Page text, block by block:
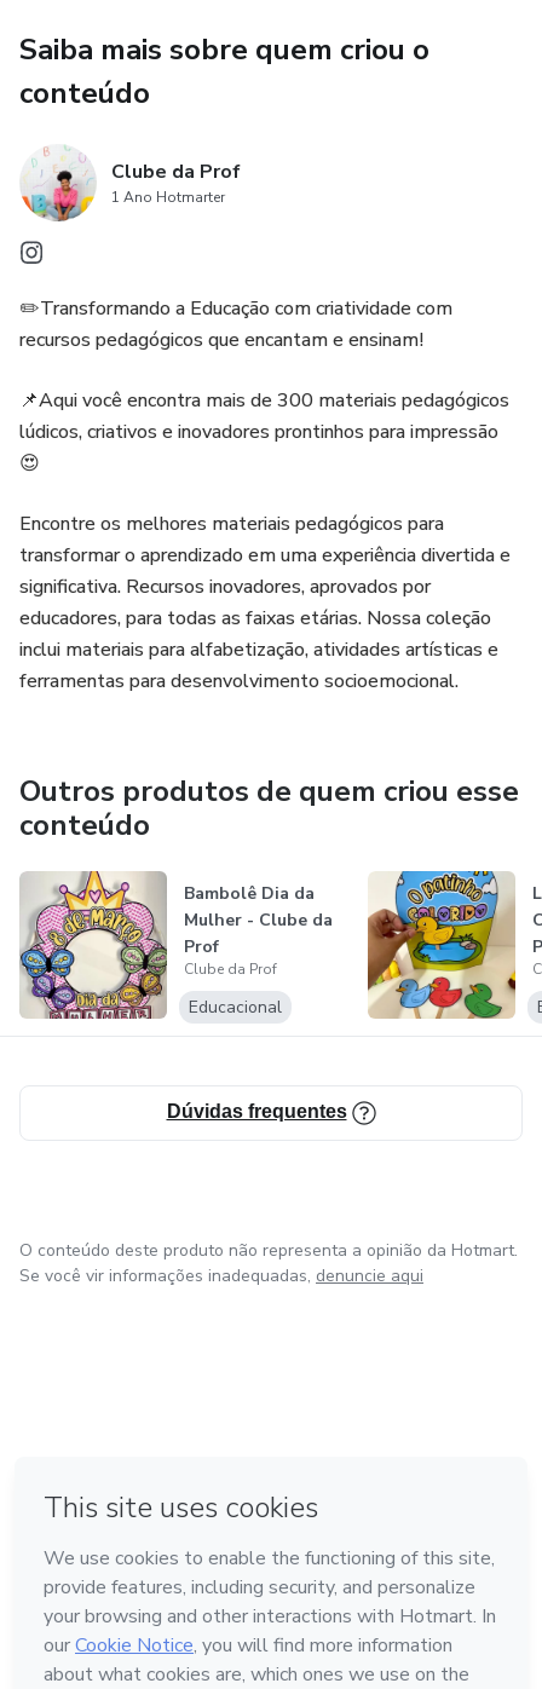
Saiba mais sobre quem criou o
conteúdo
Clube da Prof
1 Ano Hotmarter
✏️Transformando a Educação com criatividade com
recursos pedagógicos que encantam e ensinam!
📌Aqui você encontra mais de 300 materiais pedagógicos
lúdicos, criativos e inovadores prontinhos para impressão
😍
Encontre os melhores materiais pedagógicos para
transformar o aprendizado em uma experiência divertida e
significativa. Recursos inovadores, aprovados por
educadores, para todas as faixas etárias. Nossa coleção
inclui materiais para alfabetização, atividades artísticas e
ferramentas para desenvolvimento socioemocional.
Outros produtos de quem criou esse
conteúdo
Bambolê Dia da
Mulher - Clube da
Prof
Clube da Prof
Educacional
Dúvidas frequentes
O conteúdo deste produto não representa a opinião da Hotmart.
Se você vir informações inadequadas, denuncie aqui
Feito com ❤ em Bogotá
Conheça a Hotmart